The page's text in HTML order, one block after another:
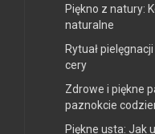
Piękno z natury:
naturalne
Rytuał
cery
Zdrowe i piękne
paznokcie
Piękne usta: Jak